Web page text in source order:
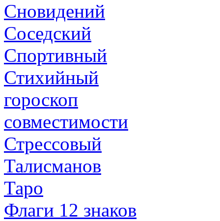
Сновидений
Соседский
Спортивный
Стихийный
гороскоп
совместимости
Стрессовый
Талисманов
Таро
Флаги 12 знаков